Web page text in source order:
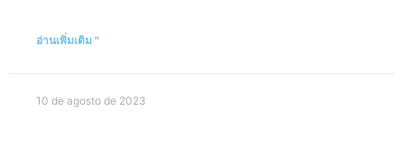
อ่านเพิ่มเติม "
10 de agosto de 2023